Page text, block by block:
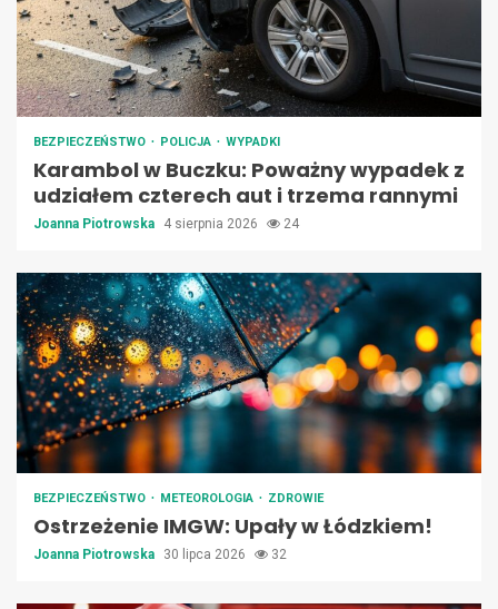
BEZPIECZEŃSTWO POLICJA WYPADKI
Karambol w Buczku: Poważny wypadek z
udziałem czterech aut i trzema rannymi
Joanna Piotrowska 4 sierpnia 2026 24
BEZPIECZEŃSTWO METEOROLOGIA ZDROWIE
Ostrzeżenie IMGW: Upały w Łódzkiem!
Joanna Piotrowska 30 lipca 2026 32